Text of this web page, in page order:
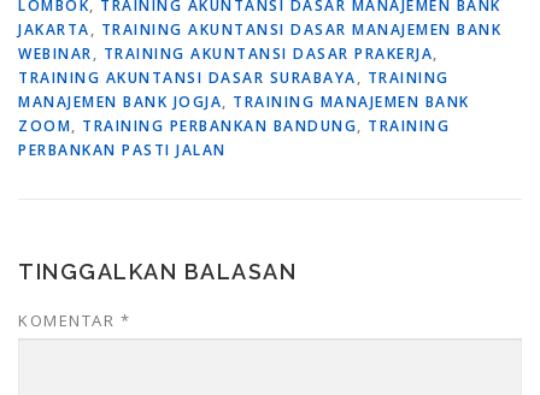
LOMBOK, TRAINING AKUNTANSI DASAR MANAJEMEN BANK
JAKARTA, TRAINING AKUNTANSI DASAR MANAJEMEN BANK
WEBINAR, TRAINING AKUNTANSI DASAR PRAKERJA,
TRAINING AKUNTANSI DASAR SURABAYA, TRAINING
MANAJEMEN BANK JOGJA, TRAINING MANAJEMEN BANK
ZOOM, TRAINING PERBANKAN BANDUNG, TRAINING
PERBANKAN PASTI JALAN
TINGGALKAN BALASAN
KOMENTAR *